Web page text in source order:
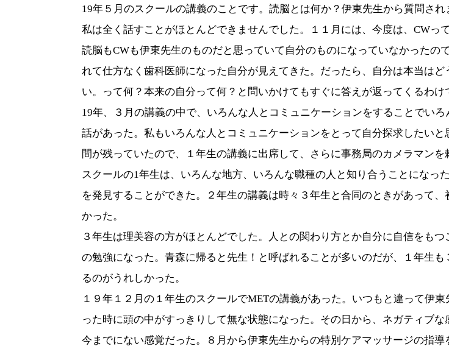
19年５月のスクールの講義のことです。読脳とは何か？伊東先生から質問さ
私は全く話すことがほとんどできませんでした。１１月には、今度は、CWっ
読脳もCWも伊東先生のものだと思っていて自分のものになっていなかったの
れて仕方なく歯科医師になった自分が見えてきた。だったら、自分は本当は
い。って何？本来の自分って何？と問いかけてもすぐに答えが返ってくるわけ
19年、３月の講義の中で、いろんな人とコミュニケーションをすることでい
話があった。私もいろんな人とコミュニケーションをとって自分探求したい
間が残っていたので、１年生の講義に出席して、さらに事務局のカメラマン
スクールの1年生は、いろんな地方、いろんな職種の人と知り合うことになっ
を発見することができた。２年生の講義は時々３年生と合同のときがあって
かった。
３年生は理美容の方がほとんどでした。人との関わり方とか自分に自信をも
の勉強になった。青森に帰ると先生！と呼ばれることが多いのだが、１年生
るのがうれしかった。
１９年１２月の１年生のスクールでMETの講義があった。いつもと違って伊
った時に頭の中がすっきりして無な状態になった。その日から、ネガティブ
今までにない感覚だった。８月から伊東先生からの特別ケアマッサージの指